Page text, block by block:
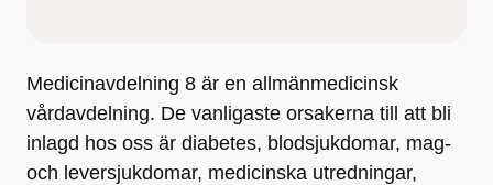
Medicinavdelning 8 är en allmänmedicinsk
vårdavdelning. De vanligaste orsakerna till att bli
inlagd hos oss är diabetes, blodsjukdomar, mag-
och leversjukdomar, medicinska utredningar,